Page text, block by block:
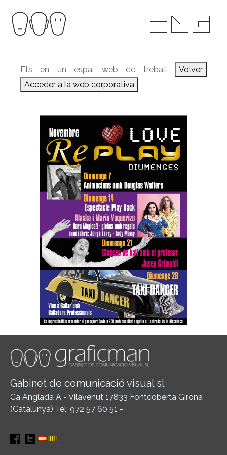
Ets en un espai web de treball
Volver
Acceder a la web corporativa
Gabinet de comunicació visual sl
Ca Anglada A - Vilavenut 17833 Fontcoberta Girona
(Catalunya) Tel: 972 57 60 51 -